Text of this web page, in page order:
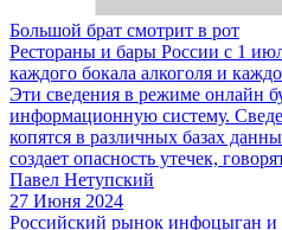
Большой брат смотрит в рот
Рестораны и бары России с 1
каждого бокала алкоголя и
Эти сведения в режиме онлайн
информационную систему.
копятся в различных базах
создает опасность утечек,
Павел Нетупский
27 Июня 2024
Российский рынок инфоцыган и